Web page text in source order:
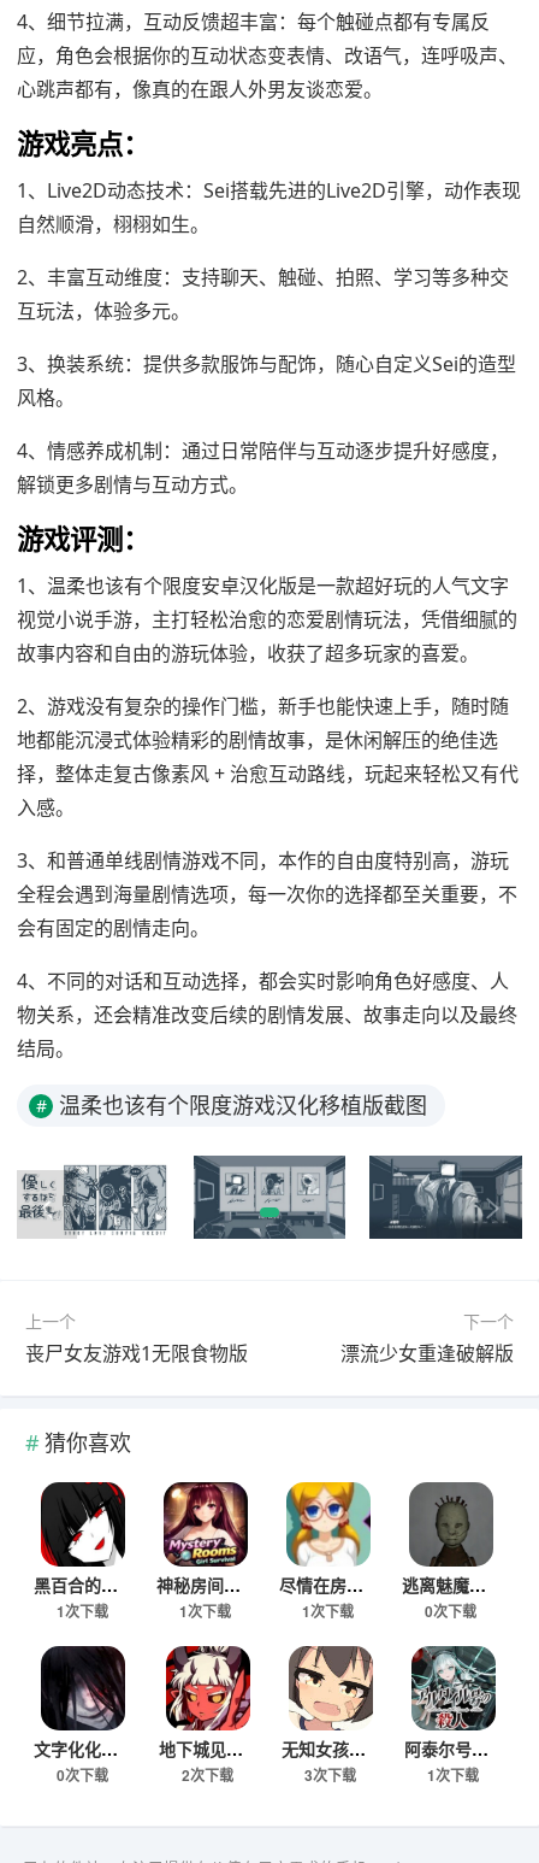
4、细节拉满，互动反馈超丰富：每个触碰点都有专属反
应，角色会根据你的互动状态变表情、改语气，连呼吸声、
心跳声都有，像真的在跟人外男友谈恋爱。
游戏亮点：
1、Live2D动态技术：Sei搭载先进的Live2D引擎，动作表现
自然顺滑，栩栩如生。
2、丰富互动维度：支持聊天、触碰、拍照、学习等多种交
互玩法，体验多元。
3、换装系统：提供多款服饰与配饰，随心自定义Sei的造型
风格。
4、情感养成机制：通过日常陪伴与互动逐步提升好感度，
解锁更多剧情与互动方式。
游戏评测：
1、温柔也该有个限度安卓汉化版是一款超好玩的人气文字
视觉小说手游，主打轻松治愈的恋爱剧情玩法，凭借细腻的
故事内容和自由的游玩体验，收获了超多玩家的喜爱。
2、游戏没有复杂的操作门槛，新手也能快速上手，随时随
地都能沉浸式体验精彩的剧情故事，是休闲解压的绝佳选
择，整体走复古像素风 + 治愈互动路线，玩起来轻松又有代
入感。
3、和普通单线剧情游戏不同，本作的自由度特别高，游玩
全程会遇到海量剧情选项，每一次你的选择都至关重要，不
会有固定的剧情走向。
4、不同的对话和互动选择，都会实时影响角色好感度、人
物关系，还会精准改变后续的剧情发展、故事走向以及最终
结局。
# 温柔也该有个限度游戏汉化移植版截图
上一个
丧尸女友游戏1无限食物版
下一个
漂流少女重逢破解版
猜你喜欢
黑百合的嘲笑游戏下载手机版
1次下载
神秘房间女孩生存手游安卓版下载
1次下载
尽情在房间玩耍游戏真人版
1次下载
逃离魅魔医院手机版下载
0次下载
文字化化鬼语汉化版免费下载
0次下载
地下城见闻录手游下载安卓版
2次下载
无知女孩健康检查游戏免费版
3次下载
阿泰尔号疑案安卓移植版
1次下载